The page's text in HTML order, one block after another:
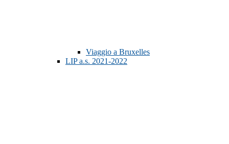
Viaggio a Bruxelles
LIP a.s. 2021-2022